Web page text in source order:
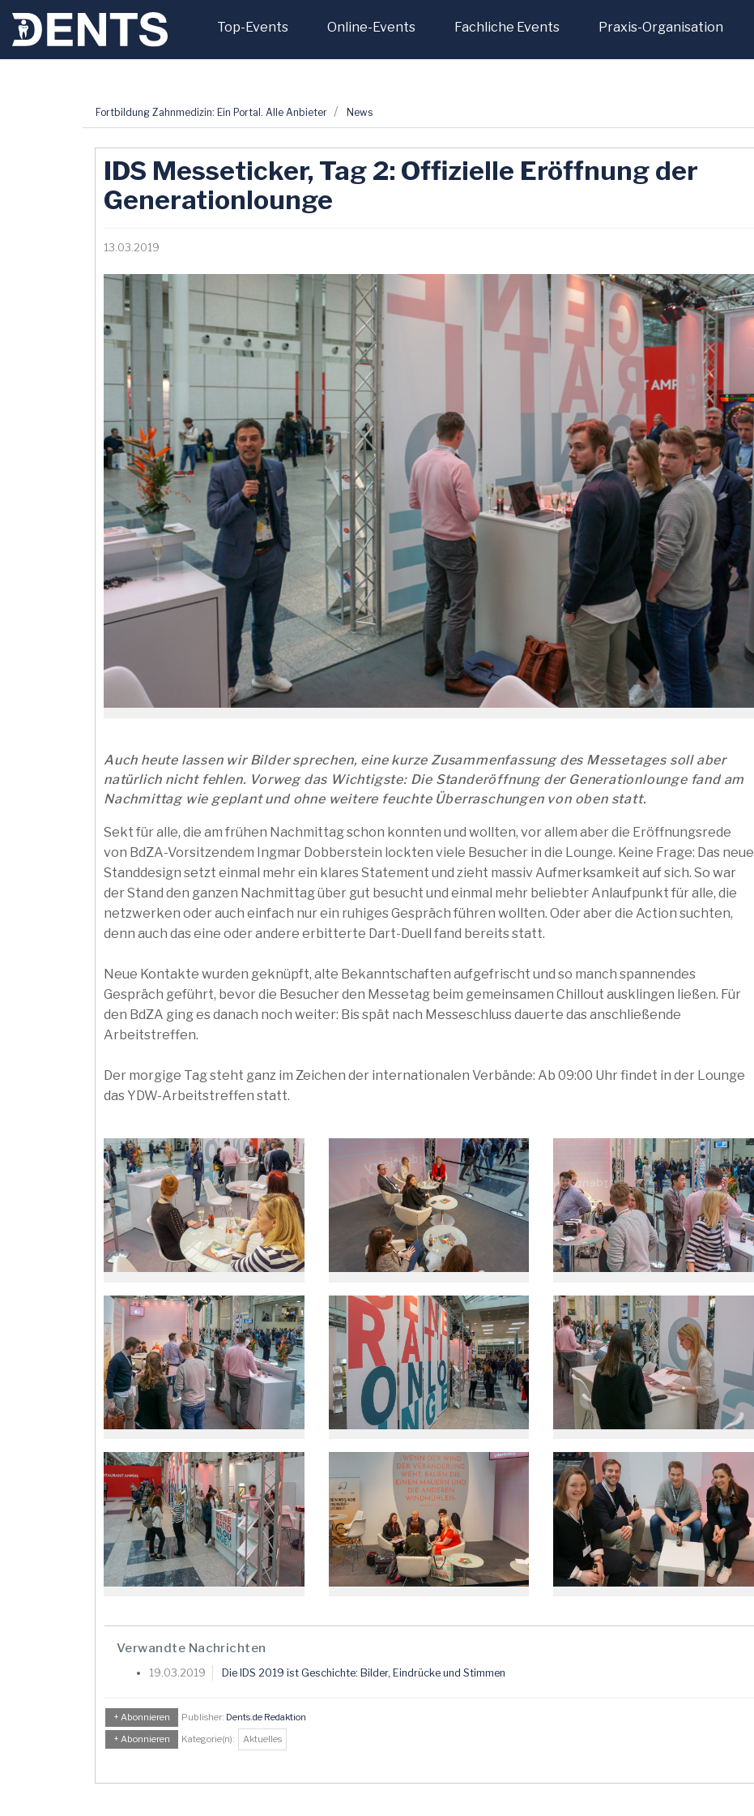
Top-Events Online-Events Fachliche Events Praxis-Organisation
Fortbildung Zahnmedizin: Ein Portal. Alle Anbieter News
IDS Messeticker, Tag 2: Offizielle Eröffnung der
Generationlounge
13.03.2019
Auch heute lassen wir Bilder sprechen, eine kurze Zusammenfassung des Messetages soll aber
natürlich nicht fehlen. Vorweg das Wichtigste: Die Standeröffnung der Generationlounge fand am
Nachmittag wie geplant und ohne weitere feuchte Überraschungen von oben statt.
Sekt für alle, die am frühen Nachmittag schon konnten und wollten, vor allem aber die Eröffnungsrede
von BdZA-Vorsitzendem Ingmar Dobberstein lockten viele Besucher in die Lounge. Keine Frage: Das neue
Standdesign setzt einmal mehr ein klares Statement und zieht massiv Aufmerksamkeit auf sich. So war
der Stand den ganzen Nachmittag über gut besucht und einmal mehr beliebter Anlaufpunkt für alle, die
netzwerken oder auch einfach nur ein ruhiges Gespräch führen wollten. Oder aber die Action suchten,
denn auch das eine oder andere erbitterte Dart-Duell fand bereits statt.
Neue Kontakte wurden geknüpft, alte Bekanntschaften aufgefrischt und so manch spannendes
Gespräch geführt, bevor die Besucher den Messetag beim gemeinsamen Chillout ausklingen ließen. Für
den BdZA ging es danach noch weiter: Bis spät nach Messeschluss dauerte das anschließende
Arbeitstreffen.
Der morgige Tag steht ganz im Zeichen der internationalen Verbände: Ab 09:00 Uhr findet in der Lounge
das YDW-Arbeitstreffen statt.
Verwandte Nachrichten
19.03.2019 Die IDS 2019 ist Geschichte: Bilder, Eindrücke und Stimmen
+ Abonnieren Publisher: Dents.de Redaktion
+ Abonnieren
Kategorie(n): Aktuelles